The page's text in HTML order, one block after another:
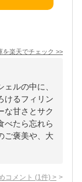
を楽天でチェック >>
ルの中に、
けるフィリン
な甘さとサク
べたら忘れら
ご褒美や、大
コメント (1 件) >